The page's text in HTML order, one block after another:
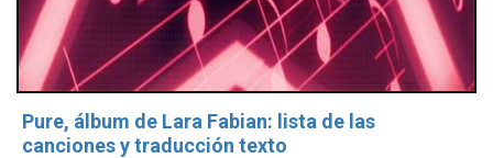
Pure, álbum de Lara Fabian: lista de las
canciones y traducción texto